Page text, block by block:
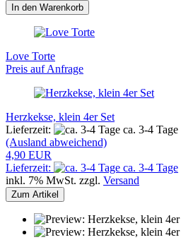
In den Warenkorb
Love Torte
Preis auf Anfrage
Herzkekse, klein 4er Set
Lieferzeit:
ca. 3-4 Tage
(Ausland abweichend)
4,90 EUR
Lieferzeit:
ca. 3-4 Tage
inkl. 7% MwSt. zzgl. Versand
Zum Artikel